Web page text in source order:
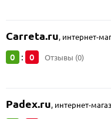
Carreta.ru, интернет-
0 : 0 Отзывы (0)
Padex.ru, интернет-